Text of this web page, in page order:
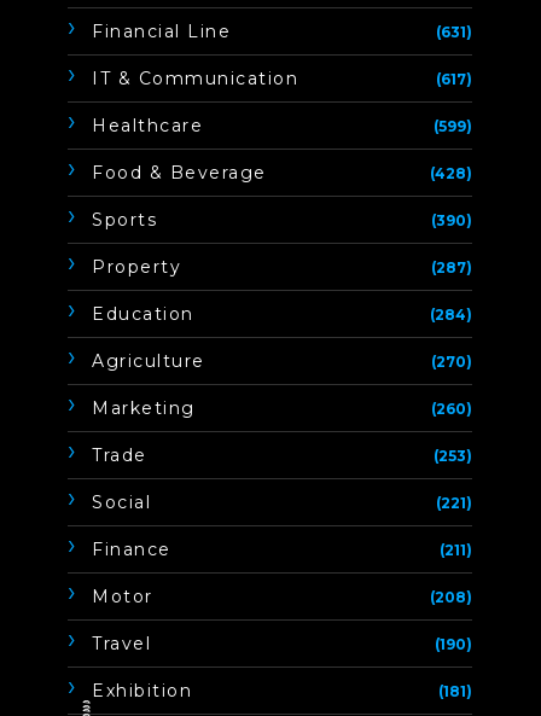
Financial Line (631)
IT & Communication (617)
Healthcare (599)
Food & Beverage (428)
Sports (390)
Property (287)
Education (284)
Agriculture (270)
Marketing (260)
Trade (253)
Social (221)
Finance (211)
Motor (208)
Travel (190)
Exhibition (181)